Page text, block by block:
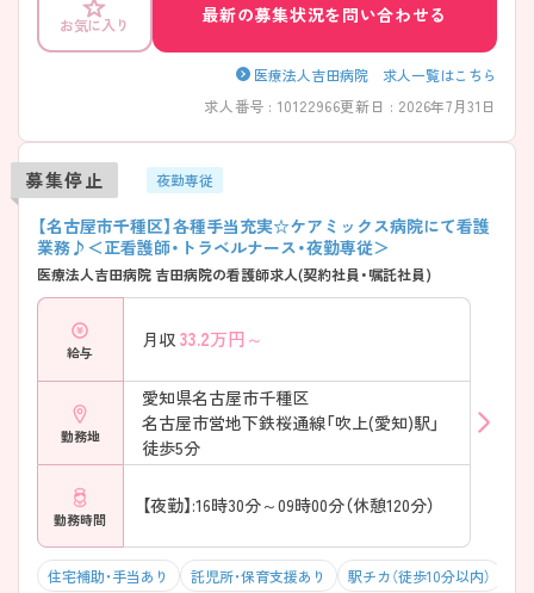
お気に入り 最新の募集状況を問い合わせる
医療法人吉田病院 求人一覧はこちら
求人番号 : 10122966更新日 : 2026年7月31日
募集停止 夜勤専従
【名古屋市千種区】各種手当充実☆ケアミックス病院にて看護
業務♪＜正看護師・トラベルナース・夜勤専従＞
医療法人吉田病院 吉田病院の看護師求人(契約社員・嘱託社員)
給与
月収 33.2万円～
勤務地
愛知県名古屋市千種区
名古屋市営地下鉄桜通線「吹上(愛知)駅」
徒歩5分
勤務時間
【夜勤】:16時30分～09時00分（休憩120分）
住宅補助・手当あり 託児所・保育支援あり 駅チカ（徒歩10分以内）